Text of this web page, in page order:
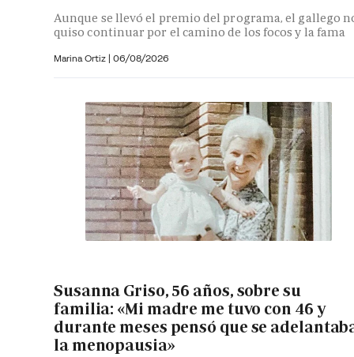
Aunque se llevó el premio del programa, el gallego
quiso continuar por el camino de los focos y la fama
Marina Ortiz | 06/08/2026
Susanna Griso, 56 años, sobre su
familia: «Mi madre me tuvo con 46 y
durante meses pensó que se
la menopausia»